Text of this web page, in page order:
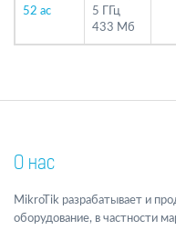
52 ac
5 ГГц
433 Мб
О нас
MikroTik разрабатывает и
оборудование, в частности